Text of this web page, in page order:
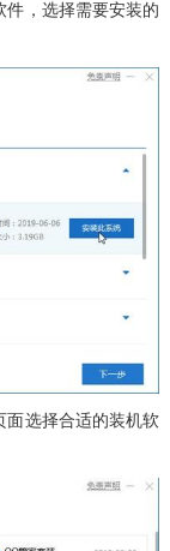
件，选择需要安装的
面选择合适的装机软